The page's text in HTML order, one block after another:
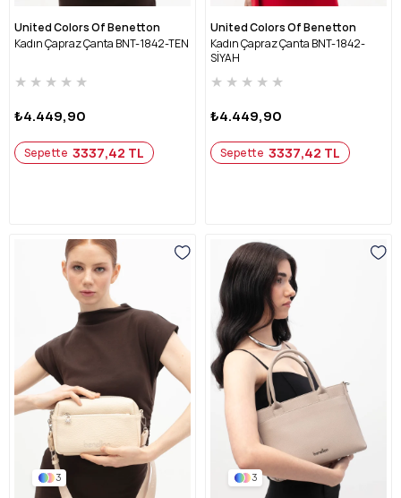
United Colors Of Benetton
Kadın Çapraz Çanta BNT-1842-TEN
★ ★ ★ ★ ★
₺4.449,90
Sepette 3337,42 TL
United Colors Of Benetton
Kadın Çapraz Çanta BNT-1842-
SİYAH
★ ★ ★ ★ ★
₺4.449,90
Sepette 3337,42 TL
3 3